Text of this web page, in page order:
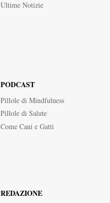
Ultime Notizie
PODCAST
Pillole di Mindfulness
Pillole di Salute
Come Cani e Gatti
REDAZIONE